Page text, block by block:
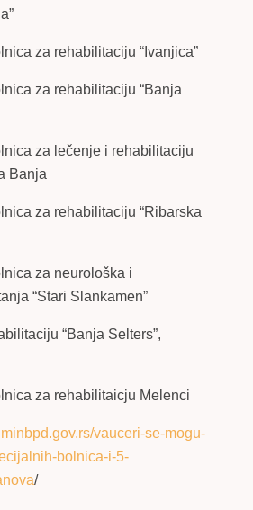
za rehabilitaciju “Ivanjica”
za rehabilitaciju “Banja
za lečenje i rehabilitaciju
Banja
za rehabilitaciju “Ribarska
za neurološka i
“Stari Slankamen”
“Banja Selters”,
za rehabilitaicju Melenci
vauceri-se-mogu-
bolnica-i-5-
/